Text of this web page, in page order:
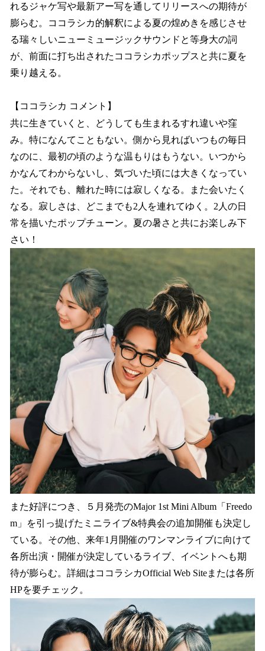
れるジャケ写や最新アー写を通してリリースへの期待が
膨らむ。ココラシカ的解釈による夏の煌めきを感じさせ
る瑞々しいニューミュージックサウンドと等身大の詞
が、前面に打ち出されたココラシカポップスと共に夏を
乗り越える。
【ココラシカ コメント】
共に生きていくと、どうしても生まれるすれ違いや窪
み。特になんてこともない。側から見ればいつもの毎日
なのに、最初の頃のような温もりはもうない。いつから
かなんてわからないし、気づいた頃には大きくなってい
た。それでも、離れた時には寂しくなる。また会いたく
なる。寂しさは、どこまでも2人を連れてゆく。2人の日
常を描いたポップチューン。夏の暑さと共にお楽しみ下
さい！
また好評につき、５月発売のMajor 1st Mini Album「Freedo
m」を引っ提げたミニライブ&特典会の追加開催も決定し
ている。その他、来年1月開催のワンマンライブに向けて
各所出演・開催が決定しているライブ、イベントへも期
待が膨らむ。詳細はココラシカOfficial Web Siteまたは各所
HPを要チェック。